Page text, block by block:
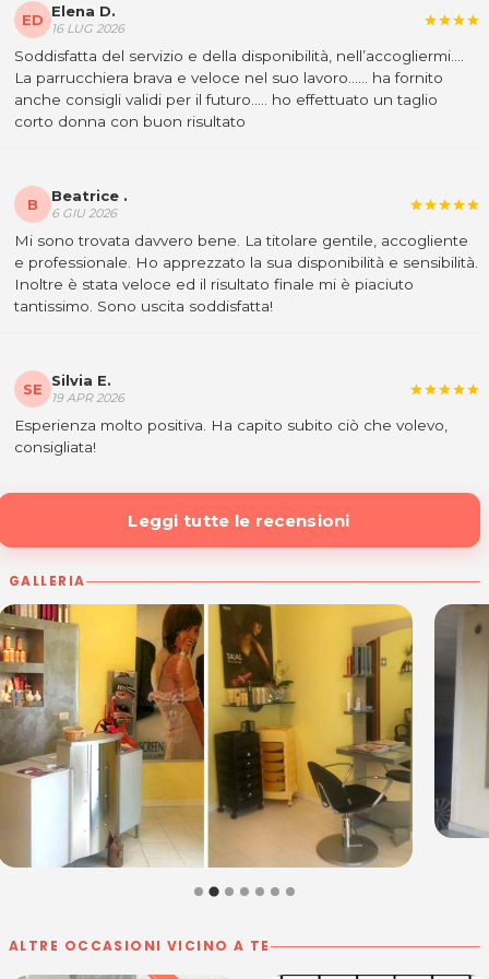
ED Elena D.
16 LUG 2026
starstarstarstar
Soddisfatta del servizio e della disponibilità, nell’accogliermi….
La parrucchiera brava e veloce nel suo lavoro…… ha fornito
anche consigli validi per il futuro….. ho effettuato un taglio
corto donna con buon risultato
B Beatrice .
6 GIU 2026
starstarstarstarstar
Mi sono trovata davvero bene. La titolare gentile, accogliente
e professionale. Ho apprezzato la sua disponibilità e sensibilità.
Inoltre è stata veloce ed il risultato finale mi è piaciuto
tantissimo. Sono uscita soddisfatta!
SE Silvia E.
19 APR 2026
starstarstarstarstar
Esperienza molto positiva. Ha capito subito ciò che volevo,
consigliata!
Leggi tutte le recensioni
GALLERIA
ALTRE OCCASIONI VICINO A TE